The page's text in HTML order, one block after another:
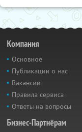
Компания
Основное
Публикации о нас
Вакансии
Правила сервиса
Ответы на вопросы
Бизнес-Партнёрам